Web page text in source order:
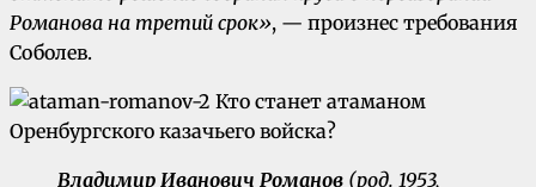
Романова на третий срок», — произнес требования
Соболев.
Владимир Иванович Романов (род. 1953,